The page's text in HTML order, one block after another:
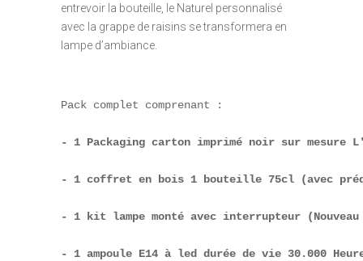
entrevoir la bouteille, le Naturel personnalisé
avec la grappe de raisins se transformera en
lampe d’ambiance.
Pack complet comprenant :
- 1 Packaging carton imprimé noir sur
- 1 coffret en bois 1 bouteille 75cl (avec
- 1 kit lampe monté avec interrupteur
- 1 ampoule E14 à led durée de vie 30.000